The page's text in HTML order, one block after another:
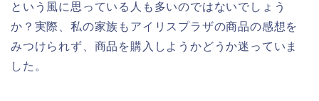
という風に思っている人も多いのではないでしょう
か？実際、私の家族もアイリスプラザの商品の感想を
みつけられず、商品を購入しようかどうか迷っていま
した。